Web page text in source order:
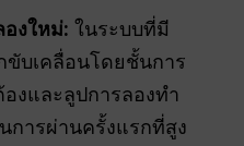
งใหม่: ในระบบที่มี
บเคลื่อนโดยชั้นการ
งและลูปการลองทำ
การผ่านครั้งแรกที่สูง